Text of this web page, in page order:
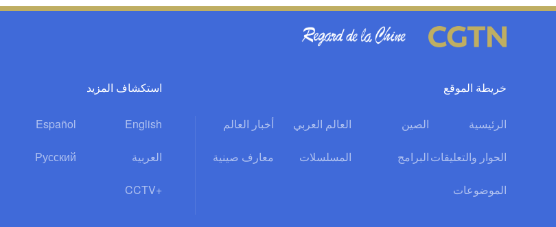
خريطة الموقع
الرئيسية الصين العالم العربي أخبار العالم
الحوار والتعليقاتالبرامج المسلسلات معارف صينية
الموضوعات
استكشاف المزيد
English
Español
العربية Русский
CCTV+